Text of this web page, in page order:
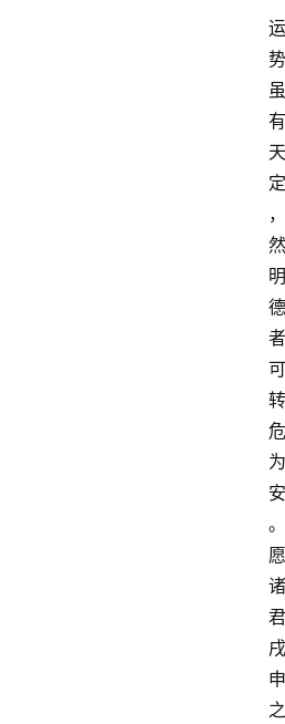
运
势
虽
有
天
定
，
然
明
德
者
可
转
危
为
安
。
愿
诸
君
戌
申
之